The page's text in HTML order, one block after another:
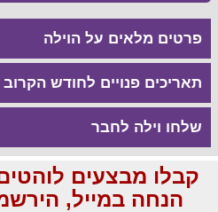
פרטים מלאים על הוילה
תאריכים פנויים לחודש הקרוב
שלחו וילה לחבר
הנחה במייל,